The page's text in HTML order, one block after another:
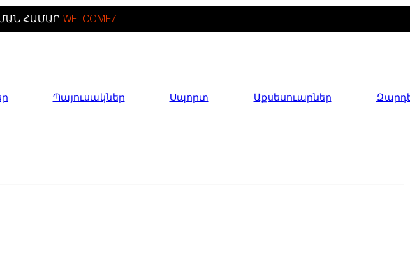
ՀԱՄԱՐ WELCOME7
Պայուսակներ Սպորտ Աքսեսուարներ